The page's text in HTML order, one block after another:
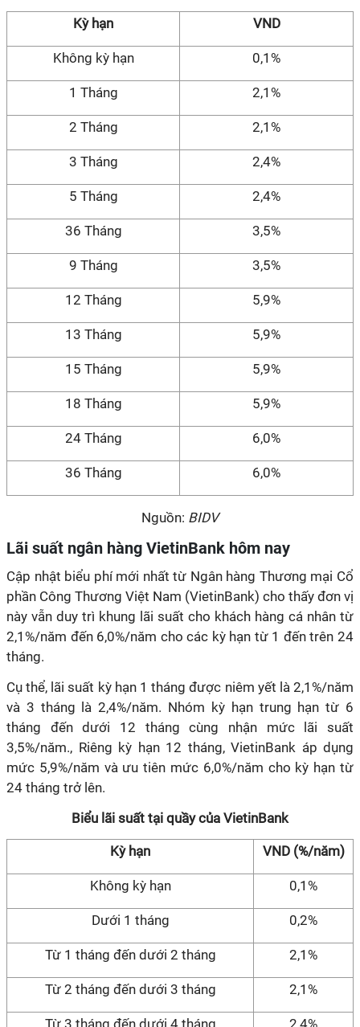
Kỳ hạn VND
Không kỳ hạn 0,1%
1 Tháng 2,1%
2 Tháng 2,1%
3 Tháng 2,4%
5 Tháng 2,4%
36 Tháng 3,5%
9 Tháng 3,5%
12 Tháng 5,9%
13 Tháng 5,9%
15 Tháng 5,9%
18 Tháng 5,9%
24 Tháng 6,0%
36 Tháng 6,0%
Nguồn: BIDV
Lãi suất ngân hàng VietinBank hôm nay
Cập nhật biểu phí mới nhất từ Ngân hàng Thương mại Cổ
phần Công Thương Việt Nam (VietinBank) cho thấy đơn vị
này vẫn duy trì khung lãi suất cho khách hàng cá nhân từ
2,1%/năm đến 6,0%/năm cho các kỳ hạn từ 1 đến trên 24
tháng.
Cụ thể, lãi suất kỳ hạn 1 tháng được niêm yết là 2,1%/năm
và 3 tháng là 2,4%/năm. Nhóm kỳ hạn trung hạn từ 6
tháng đến dưới 12 tháng cùng nhận mức lãi suất
3,5%/năm., Riêng kỳ hạn 12 tháng, VietinBank áp dụng
mức 5,9%/năm và ưu tiên mức 6,0%/năm cho kỳ hạn từ
24 tháng trở lên.
Biểu lãi suất tại quầy của VietinBank
Kỳ hạn VND (%/năm)
Không kỳ hạn 0,1%
Dưới 1 tháng 0,2%
Từ 1 tháng đến dưới 2 tháng 2,1%
Từ 2 tháng đến dưới 3 tháng 2,1%
Từ 3 tháng đến dưới 4 tháng 2,4%